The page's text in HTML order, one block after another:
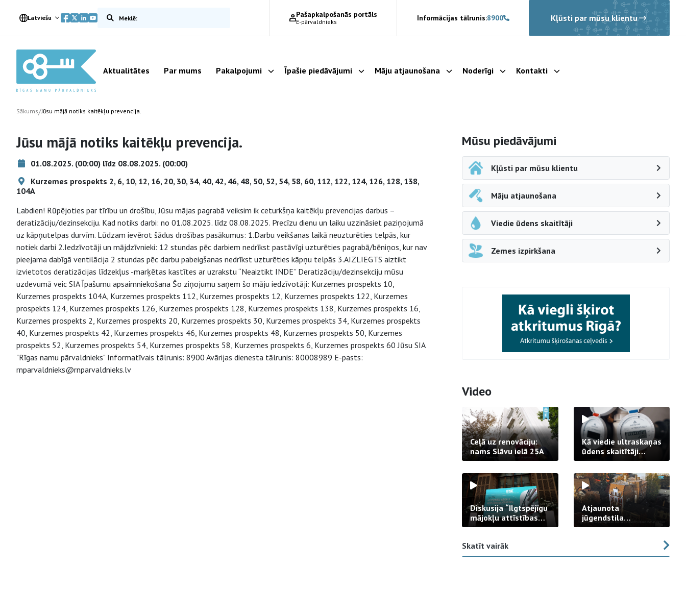
Latviešu Meklēt vietnē Pašapkalpošanās portāls
E-pārvaldnieks Informācijas tālrunis:8900 Kļūsti par mūsu klientu
Aktualitātes Par mums Pakalpojumi Parādīt apakšizvēlni
Īpašie piedāvājumi Parādīt apakšizvēlni
Māju atjaunošana Parādīt apakšizvēlni
Noderīgi Parādīt apakšizvēlni
Kontakti Parādīt apakšizvēlni
Sākums/Jūsu mājā notiks kaitēkļu prevencija.
Jūsu mājā notiks kaitēkļu prevencija.
01.08.2025. (00:00) līdz 08.08.2025. (00:00)
Kurzemes prospekts 2, 6, 10, 12, 16, 20, 30, 34, 40, 42, 46, 48, 50, 52, 54, 58, 60, 112, 122, 124, 126, 128, 138,
104A
Labdien! Rūpējoties par tīrību un drošību, Jūsu mājas pagrabā veiksim ik ceturkšņa kaitēkļu prevencijas darbus –
deratizāciju/dezinsekciju. Kad notiks darbi: no 01.08.2025. līdz 08.08.2025. Precīzu dienu un laiku uzzināsiet paziņojumā
uz kāpņutelpas durvīm. Lūdzam ievērot šādus drošības pasākumus: 1.Darbu veikšanas laikā neuzturēties telpās, kur
notiek darbi 2.Iedzīvotāji un mājdzīvnieki: 12 stundas pēc darbiem nedrīkst pastāvīgi uzturēties pagrabā/bēniņos, kur nav
pieejama dabīgā ventilācija 2 stundas pēc darbu pabeigšanas nedrīkst uzturēties kāpņu telpās 3.AIZLIEGTS aiztikt
izvietotos deratizācijas līdzekļus -marķētas kastītes ar uzrakstu “Neaiztikt INDE” Deratizāciju/dezinsekciju mūsu
uzdevumā veic SIA Īpašumu apsaimniekošana Šo ziņojumu saņem šo māju iedzīvotāji: Kurzemes prospekts 10,
Kurzemes prospekts 104A, Kurzemes prospekts 112, Kurzemes prospekts 12, Kurzemes prospekts 122, Kurzemes
prospekts 124, Kurzemes prospekts 126, Kurzemes prospekts 128, Kurzemes prospekts 138, Kurzemes prospekts 16,
Kurzemes prospekts 2, Kurzemes prospekts 20, Kurzemes prospekts 30, Kurzemes prospekts 34, Kurzemes prospekts
40, Kurzemes prospekts 42, Kurzemes prospekts 46, Kurzemes prospekts 48, Kurzemes prospekts 50, Kurzemes
prospekts 52, Kurzemes prospekts 54, Kurzemes prospekts 58, Kurzemes prospekts 6, Kurzemes prospekts 60 Jūsu SIA
"Rīgas namu pārvaldnieks" Informatīvais tālrunis: 8900 Avārijas dienesta tālrunis: 80008989 E-pasts:
rnparvaldnieks@rnparvaldnieks.lv
Sāna navigācija
Mūsu piedāvājumi
Kļūsti par mūsu klientu
Māju atjaunošana
Viedie ūdens skaitītāji
Zemes izpirkšana
Video
Ceļā uz renovāciju:
nams Slāvu ielā 25A
Kā viedie ultraskaņas
ūdens skaitītāji
strādā praksē
Diskusija “Ilgtspējīgu
mājokļu attīstības
izaicinājums”
Atjaunota
jūgendstila
arhitektūras pērles
Skatīt vairāk